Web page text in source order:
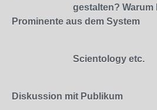
gestalten? Warum
Prominente aus dem System
Scientology etc.
Diskussion mit Publikum